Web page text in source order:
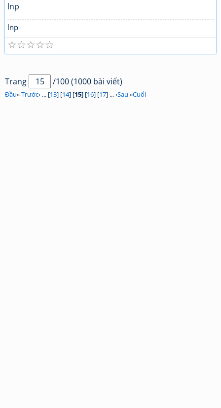
lnp
lnp
☆
☆
☆
☆
☆
Trang /100 (1000 bài viết)
Đầu«Trước‹ ... [13] [14] [15] [16] [17] ... ›Sau »Cuối